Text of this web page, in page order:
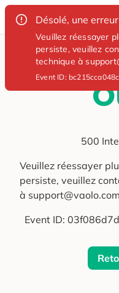
Désolé, une
Veuillez réessayer
persiste, veuillez
technique à
Event ID:
500
Veuillez réessayer
persiste, veuillez
à
Event ID: